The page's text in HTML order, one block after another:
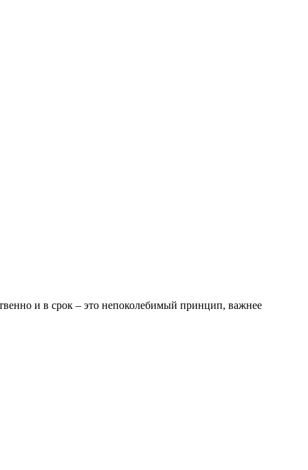
и в срок – это непоколебимый принцип, важнее